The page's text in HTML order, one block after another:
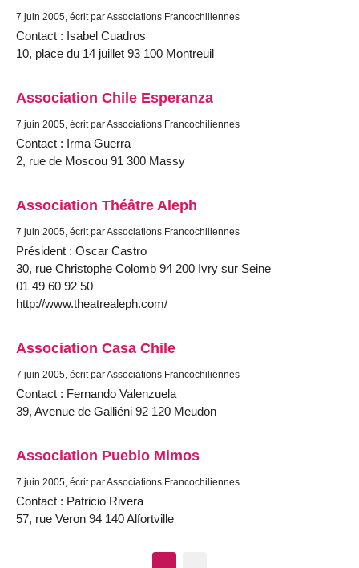
7 juin 2005, écrit par Associations Francochiliennes
Contact : Isabel Cuadros
10, place du 14 juillet 93 100 Montreuil
Association Chile Esperanza
7 juin 2005, écrit par Associations Francochiliennes
Contact : Irma Guerra
2, rue de Moscou 91 300 Massy
Association Théâtre Aleph
7 juin 2005, écrit par Associations Francochiliennes
Président : Oscar Castro
30, rue Christophe Colomb 94 200 Ivry sur Seine
01 49 60 92 50
http://www.theatrealeph.com/
Association Casa Chile
7 juin 2005, écrit par Associations Francochiliennes
Contact : Fernando Valenzuela
39, Avenue de Galliéni 92 120 Meudon
Association Pueblo Mimos
7 juin 2005, écrit par Associations Francochiliennes
Contact : Patricio Rivera
57, rue Veron 94 140 Alfortville